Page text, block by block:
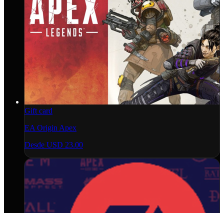
Gift card
EA Origin Apex
Desde USD 23.00